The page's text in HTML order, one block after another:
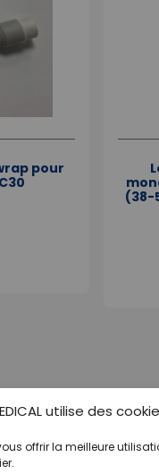
utilise des
offrir la meilleure
pour
(38-